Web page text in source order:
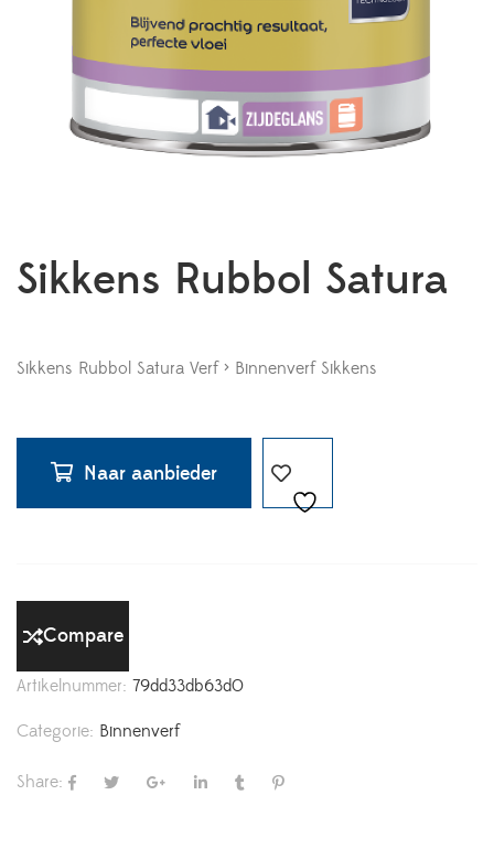
Sikkens Rubbol Satura
Sikkens Rubbol Satura Verf > Binnenverf Sikkens
Naar aanbieder
Compare
Artikelnummer: 79dd33db63d0
Categorie: Binnenverf
Share: